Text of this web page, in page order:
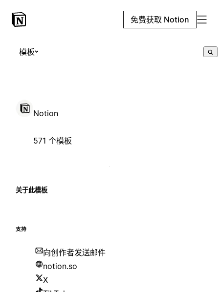
免费获取 Notion
模板
Notion
571 个模板
关于此模板
支持
向创作者发送邮件
notion.so
X